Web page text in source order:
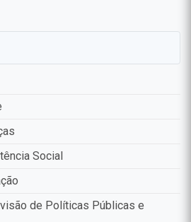
Social
de Políticas Públicas e